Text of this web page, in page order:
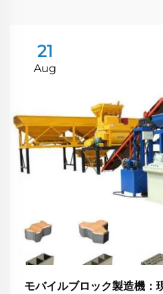
21
Aug
モバイルブロック製造機：